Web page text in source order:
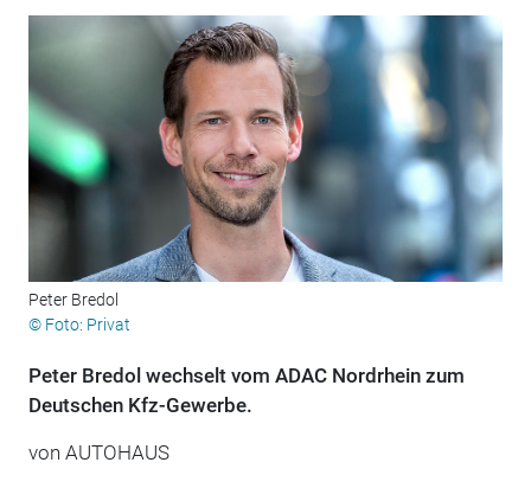
Peter Bredol
© Foto: Privat
Peter Bredol wechselt vom ADAC Nordrhein zum
Deutschen Kfz-Gewerbe.
von AUTOHAUS